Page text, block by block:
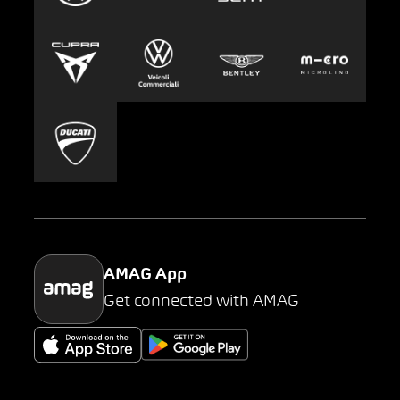
Europcar
Carsharing
Mobility-as-a-Service
Parking
Stampa
AMAG App
Get connected with AMAG